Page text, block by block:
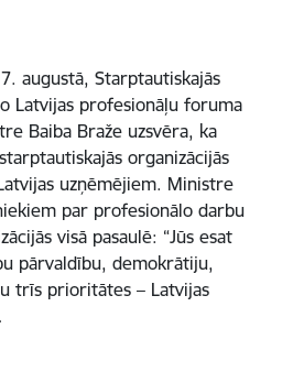
augustā, Starptautiskajās
Latvijas profesionāļu foruma
Baiba Braže uzsvēra, ka
organizācijās
uzņēmējiem. Ministre
par profesionālo darbu
visā pasaulē: “Jūs esat
pārvaldību, demokrātiju,
trīs prioritātes – Latvijas